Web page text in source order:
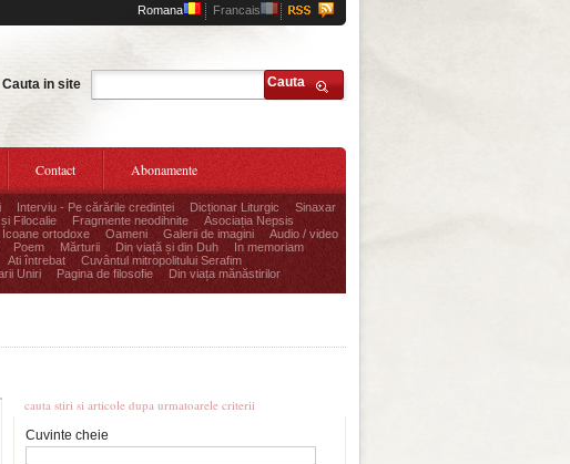
Romana Francais
Cauta in site Cauta
Contact Abonamente
Interviu - Pe cărările credinței Dicționar Liturgic
Sinaxar
Filocalie Fragmente neodihnite
Asociația Nepsis
Icoane ortodoxe Oameni Galerii de imagini
Audio / video
Poem Mărturii Din viață și din Duh
In memoriam
Ati întrebat
Cuvântul mitropolitului Serafim
Uniri Pagina de filosofie
Din viața mănăstirilor
cauta stiri si articole dupa urmatoarele criterii
Cuvinte cheie